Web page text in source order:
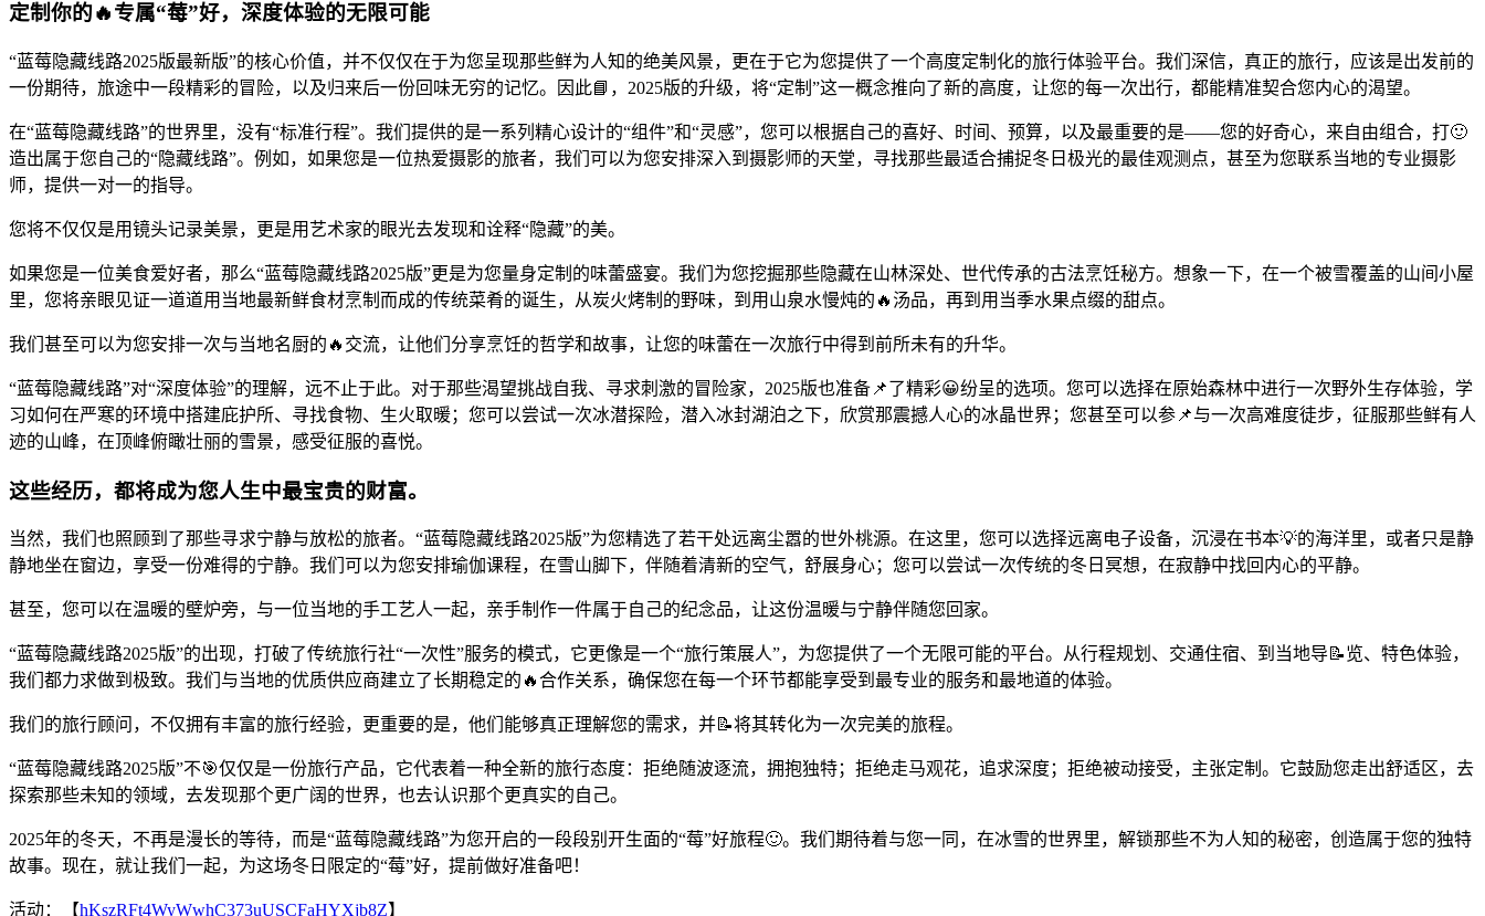
定制你的🔥专属“莓”好，深度体验的无限可能
“蓝莓隐藏线路2025版最新版”的核心价值，并不仅仅在于为您呈现那些鲜为人知的绝美风景，更在于它为您提供了一个高度定制化的旅行体验平台。我们深信，真正的旅行，应该是出发前的
一份期待，旅途中一段精彩的冒险，以及归来后一份回味无穷的记忆。因此📘，2025版的升级，将“定制”这一概念推向了新的高度，让您的每一次出行，都能精准契合您内心的渴望。
在“蓝莓隐藏线路”的世界里，没有“标准行程”。我们提供的是一系列精心设计的“组件”和“灵感”，您可以根据自己的喜好、时间、预算，以及最重要的是——您的好奇心，来自由组合，打🙂
造出属于您自己的“隐藏线路”。例如，如果您是一位热爱摄影的旅者，我们可以为您安排深入到摄影师的天堂，寻找那些最适合捕捉冬日极光的最佳观测点，甚至为您联系当地的专业摄影
师，提供一对一的指导。
您将不仅仅是用镜头记录美景，更是用艺术家的眼光去发现和诠释“隐藏”的美。
如果您是一位美食爱好者，那么“蓝莓隐藏线路2025版”更是为您量身定制的味蕾盛宴。我们为您挖掘那些隐藏在山林深处、世代传承的古法烹饪秘方。想象一下，在一个被雪覆盖的山间小屋
里，您将亲眼见证一道道用当地最新鲜食材烹制而成的传统菜肴的诞生，从炭火烤制的野味，到用山泉水慢炖的🔥汤品，再到用当季水果点缀的甜点。
我们甚至可以为您安排一次与当地名厨的🔥交流，让他们分享烹饪的哲学和故事，让您的味蕾在一次旅行中得到前所未有的升华。
“蓝莓隐藏线路”对“深度体验”的理解，远不止于此。对于那些渴望挑战自我、寻求刺激的冒险家，2025版也准备📌了精彩😀纷呈的选项。您可以选择在原始森林中进行一次野外生存体验，学
习如何在严寒的环境中搭建庇护所、寻找食物、生火取暖；您可以尝试一次冰潜探险，潜入冰封湖泊之下，欣赏那震撼人心的冰晶世界；您甚至可以参📌与一次高难度徒步，征服那些鲜有人
迹的山峰，在顶峰俯瞰壮丽的雪景，感受征服的喜悦。
这些经历，都将成为您人生中最宝贵的财富。
当然，我们也照顾到了那些寻求宁静与放松的旅者。“蓝莓隐藏线路2025版”为您精选了若干处远离尘嚣的世外桃源。在这里，您可以选择远离电子设备，沉浸在书本💡的海洋里，或者只是静
静地坐在窗边，享受一份难得的宁静。我们可以为您安排瑜伽课程，在雪山脚下，伴随着清新的空气，舒展身心；您可以尝试一次传统的冬日冥想，在寂静中找回内心的平静。
甚至，您可以在温暖的壁炉旁，与一位当地的手工艺人一起，亲手制作一件属于自己的纪念品，让这份温暖与宁静伴随您回家。
“蓝莓隐藏线路2025版”的出现，打破了传统旅行社“一次性”服务的模式，它更像是一个“旅行策展人”，为您提供了一个无限可能的平台。从行程规划、交通住宿、到当地导📝览、特色体验，
我们都力求做到极致。我们与当地的优质供应商建立了长期稳定的🔥合作关系，确保您在每一个环节都能享受到最专业的服务和最地道的体验。
我们的旅行顾问，不仅拥有丰富的旅行经验，更重要的是，他们能够真正理解您的需求，并📝将其转化为一次完美的旅程。
“蓝莓隐藏线路2025版”不🎯仅仅是一份旅行产品，它代表着一种全新的旅行态度：拒绝随波逐流，拥抱独特；拒绝走马观花，追求深度；拒绝被动接受，主张定制。它鼓励您走出舒适区，去
探索那些未知的领域，去发现那个更广阔的世界，也去认识那个更真实的自己。
2025年的冬天，不再是漫长的等待，而是“蓝莓隐藏线路”为您开启的一段段别开生面的“莓”好旅程🙂。我们期待着与您一同，在冰雪的世界里，解锁那些不为人知的秘密，创造属于您的独特
故事。现在，就让我们一起，为这场冬日限定的“莓”好，提前做好准备吧！
活动：【hKszRFt4WyWwhC373uUSCFaHYXjb8Z】